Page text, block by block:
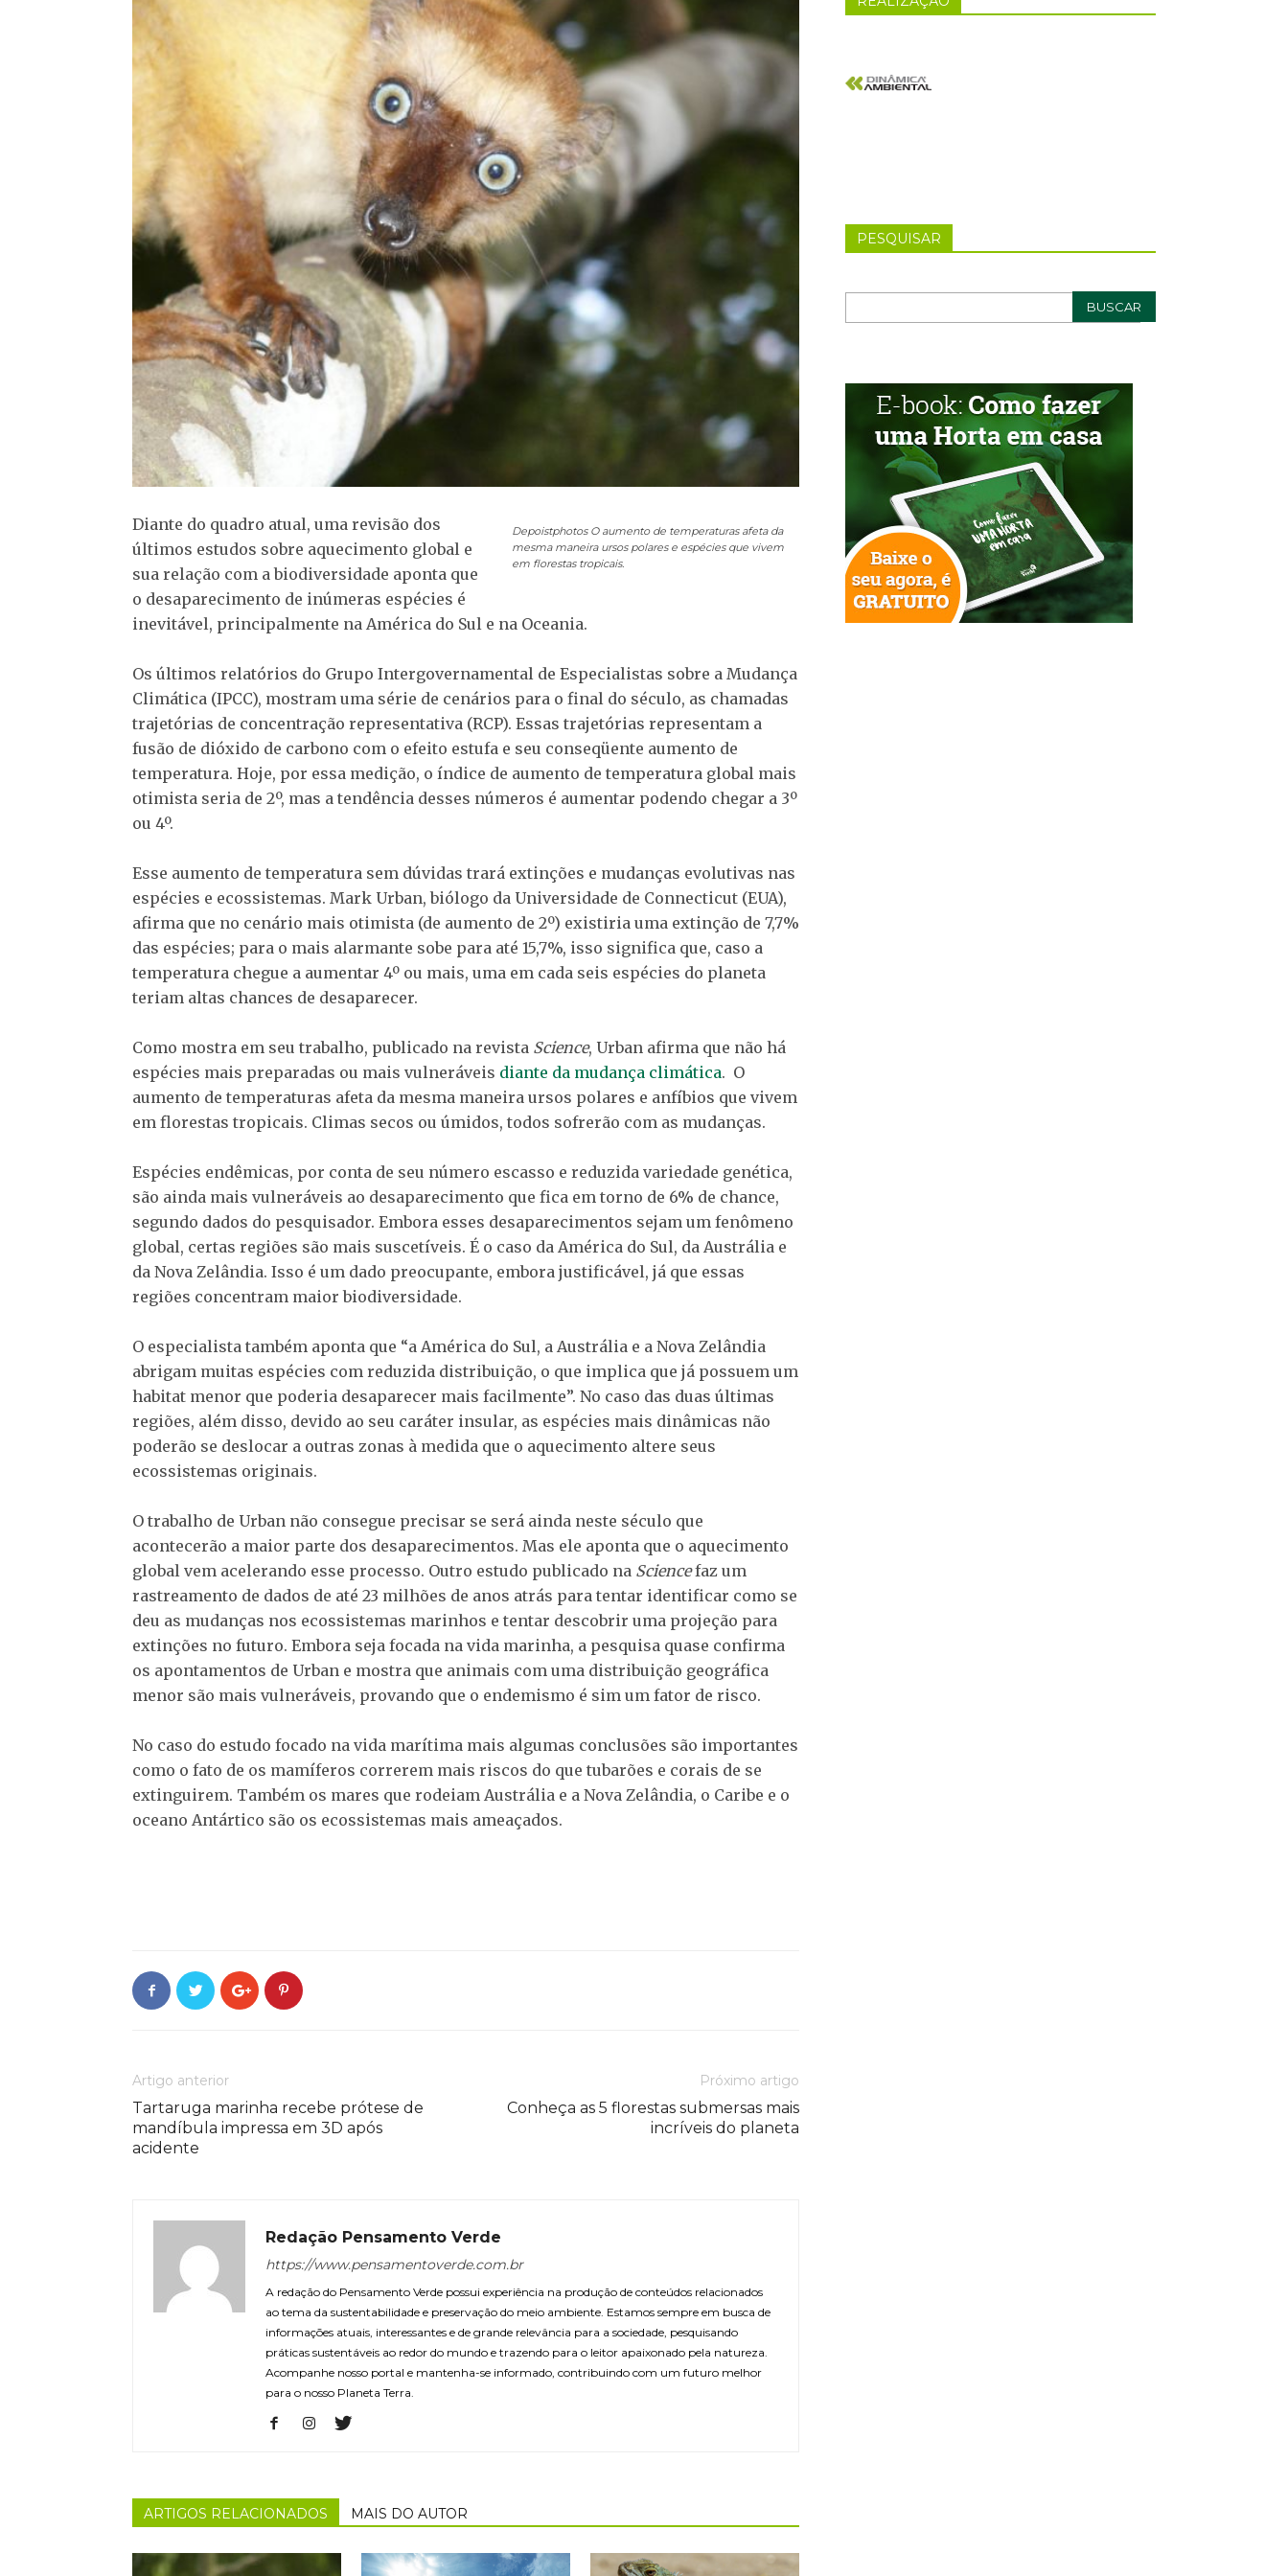
DepoistphotosO aumento de temperaturas afeta da
mesma maneira ursos polares e espécies que vivem
em florestas tropicais.
Diante do quadro atual, uma revisão dos
últimos estudos sobre aquecimento global e
sua relação com a biodiversidade aponta que
o desaparecimento de inúmeras espécies é
inevitável, principalmente na América do Sul e na Oceania.
Os últimos relatórios do Grupo Intergovernamental de Especialistas sobre a Mudança
Climática (IPCC), mostram uma série de cenários para o final do século, as chamadas
trajetórias de concentração representativa (RCP). Essas trajetórias representam a
fusão de dióxido de carbono com o efeito estufa e seu conseqüente aumento de
temperatura. Hoje, por essa medição, o índice de aumento de temperatura global mais
otimista seria de 2º, mas a tendência desses números é aumentar podendo chegar a 3º
ou 4º.
Esse aumento de temperatura sem dúvidas trará extinções e mudanças evolutivas nas
espécies e ecossistemas. Mark Urban, biólogo da Universidade de Connecticut (EUA),
afirma que no cenário mais otimista (de aumento de 2º) existiria uma extinção de 7,7%
das espécies; para o mais alarmante sobe para até 15,7%, isso significa que, caso a
temperatura chegue a aumentar 4º ou mais, uma em cada seis espécies do planeta
teriam altas chances de desaparecer.
Como mostra em seu trabalho, publicado na revista Science, Urban afirma que não há
espécies mais preparadas ou mais vulneráveis diante da mudança climática. O
aumento de temperaturas afeta da mesma maneira ursos polares e anfíbios que vivem
em florestas tropicais. Climas secos ou úmidos, todos sofrerão com as mudanças.
Espécies endêmicas, por conta de seu número escasso e reduzida variedade genética,
são ainda mais vulneráveis ao desaparecimento que fica em torno de 6% de chance,
segundo dados do pesquisador. Embora esses desaparecimentos sejam um fenômeno
global, certas regiões são mais suscetíveis. É o caso da América do Sul, da Austrália e
da Nova Zelândia. Isso é um dado preocupante, embora justificável, já que essas
regiões concentram maior biodiversidade.
O especialista também aponta que “a América do Sul, a Austrália e a Nova Zelândia
abrigam muitas espécies com reduzida distribuição, o que implica que já possuem um
habitat menor que poderia desaparecer mais facilmente”. No caso das duas últimas
regiões, além disso, devido ao seu caráter insular, as espécies mais dinâmicas não
poderão se deslocar a outras zonas à medida que o aquecimento altere seus
ecossistemas originais.
O trabalho de Urban não consegue precisar se será ainda neste século que
acontecerão a maior parte dos desaparecimentos. Mas ele aponta que o aquecimento
global vem acelerando esse processo. Outro estudo publicado na Sciencefaz um
rastreamento de dados de até 23 milhões de anos atrás para tentar identificar como se
deu as mudanças nos ecossistemas marinhos e tentar descobrir uma projeção para
extinções no futuro. Embora seja focada na vida marinha, a pesquisa quase confirma
os apontamentos de Urban e mostra que animais com uma distribuição geográfica
menor são mais vulneráveis, provando que o endemismo é sim um fator de risco.
No caso do estudo focado na vida marítima mais algumas conclusões são importantes
como o fato de os mamíferos correrem mais riscos do que tubarões e corais de se
extinguirem. Também os mares que rodeiam Austrália e a Nova Zelândia, o Caribe e o
oceano Antártico são os ecossistemas mais ameaçados.
Artigo anterior
Tartaruga marinha recebe prótese de
mandíbula impressa em 3D após
acidente
Próximo artigo
Conheça as 5 florestas submersas mais
incríveis do planeta
Redação Pensamento Verde
https://www.pensamentoverde.com.br
A redação do Pensamento Verde possui experiência na produção de conteúdos relacionados
ao tema da sustentabilidade e preservação do meio ambiente. Estamos sempre em busca de
informações atuais, interessantes e de grande relevância para a sociedade, pesquisando
práticas sustentáveis ao redor do mundo e trazendo para o leitor apaixonado pela natureza.
Acompanhe nosso portal e mantenha-se informado, contribuindo com um futuro melhor
para o nosso Planeta Terra.
ARTIGOS RELACIONADOS MAIS DO AUTOR
PESQUISAR